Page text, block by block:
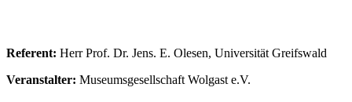
Referent: Herr Prof. Dr. Jens. E. Olesen, Universität Greifswald
Veranstalter: Museumsgesellschaft Wolgast e.V.